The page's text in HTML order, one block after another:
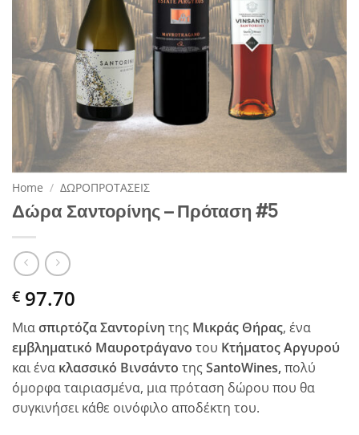
Home / ΔΩΡΟΠΡΟΤΑΣΕΙΣ
Δώρα Σαντορίνης – Πρόταση #5
€ 97.70
Μιασπιρτόζα Σαντορίνη της Μικράς Θήρας, ένα
εμβληματικό Μαυροτράγανο του Κτήματος Αργυρού
και ένα κλασσικό Βινσάντο τηςSantoWines,πολύ
όμορφα ταιριασμένα, μια πρόταση δώρου που θα
συγκινήσει κάθε οινόφιλο αποδέκτη του.